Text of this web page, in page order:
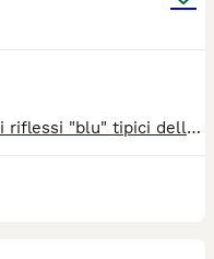
Un particolare manto con i leggeri riflessi "blu" tipici della razza, sebbene senza pedigree in quanto la madre non ne è dotata a differenza del padre che è un campione MaineCoon con pedigree ( 14kg) . Abituata alla lettiera, sverminata e vaccinata Une delle più belle femminucce della cucciolata.